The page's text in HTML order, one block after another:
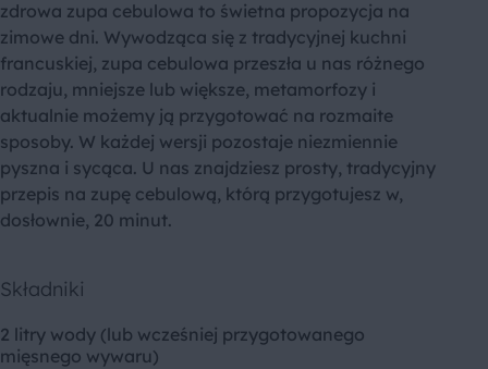
zdrowa zupa cebulowa to świetna propozycja na
zimowe dni. Wywodząca się z tradycyjnej kuchni
francuskiej, zupa cebulowa przeszła u nas różnego
rodzaju, mniejsze lub większe, metamorfozy i
aktualnie możemy ją przygotować na rozmaite
sposoby. W każdej wersji pozostaje niezmiennie
pyszna i sycąca. U nas znajdziesz prosty, tradycyjny
przepis na zupę cebulową, którą przygotujesz w,
dosłownie, 20 minut.
Składniki
2 litry wody (lub wcześniej przygotowanego
mięsnego wywaru)